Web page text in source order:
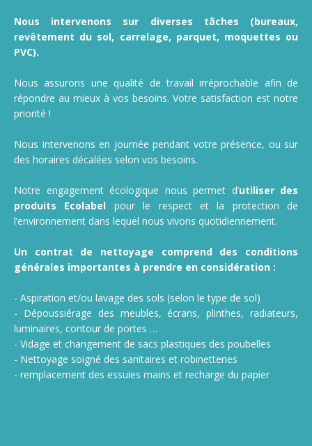
Nous intervenons sur diverses tâches (bureaux,
revêtement du sol, carrelage, parquet, moquettes ou
PVC).
Nous assurons une qualité de travail irréprochable afin de
répondre au mieux à vos besoins. Votre satisfaction est notre
priorité !
Nous intervenons en journée pendant votre présence, ou sur
des horaires décalées selon vos besoins.
Notre engagement écologique nous permet d’utiliser des
produits Ecolabel pour le respect et la protection de
l’environnement dans lequel nous vivons quotidiennement.
Un contrat de nettoyage comprend des conditions
générales importantes à prendre en considération :
- Aspiration et/ou lavage des sols (selon le type de sol)
- Dépoussiérage des meubles, écrans, plinthes, radiateurs,
luminaires, contour de portes …
- Vidage et changement de sacs plastiques des poubelles
- Nettoyage soigné des sanitaires et robinetteries
- remplacement des essuies mains et recharge du papier